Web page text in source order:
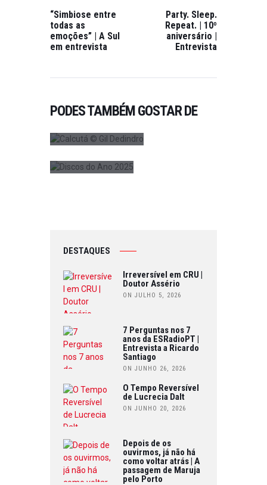
“Simbiose entre
todas as
emoções” | A Sul
em entrevista
Party. Sleep.
Repeat. | 10º
aniversário |
Entrevista
PODES TAMBÉM GOSTAR DE
LANÇAMENTO
PUBLICAÇÕES
COSMOS COM
ON JULHO 22,
PUBLICAÇÕES
ÁLBUNS
NACIONAIS
ON DEZEMBRO
DESTAQUES
Irreversível em CRU |
Doutor Assério
ON JULHO 5, 2026
7 Perguntas nos 7
anos da ESRadioPT |
Entrevista a Ricardo
Santiago
ON JUNHO 26, 2026
O Tempo Reversível
de Lucrecia Dalt
ON JUNHO 20, 2026
Depois de os
ouvirmos, já não há
como voltar atrás | A
passagem de Maruja
pelo Porto